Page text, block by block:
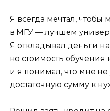
Я всегда мечтал, чтобы
в МГУ — лучшем
Я откладывал деньги
но стоимость обучения
и я понимал, что мне не
достаточную сумму к